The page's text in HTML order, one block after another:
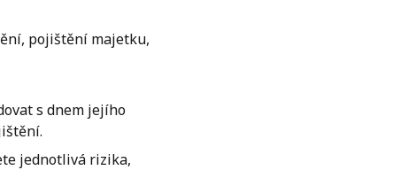
pojištění majetku,
s dnem jejího
jednotlivá rizika,